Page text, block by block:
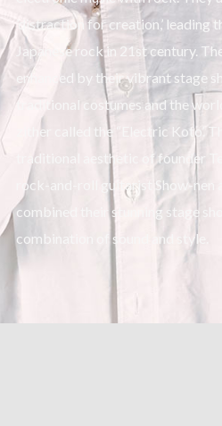
’distraction for creation,’ leading
Japanese rock in 21st century.
enhanced by their vibrant stage
traditional costumes and the
zither called the “Electric Koto’.
traditional aesthetic of founder
rock-and-roll guitarist Show-nen
combined their stunning stage
combination of sound and style.